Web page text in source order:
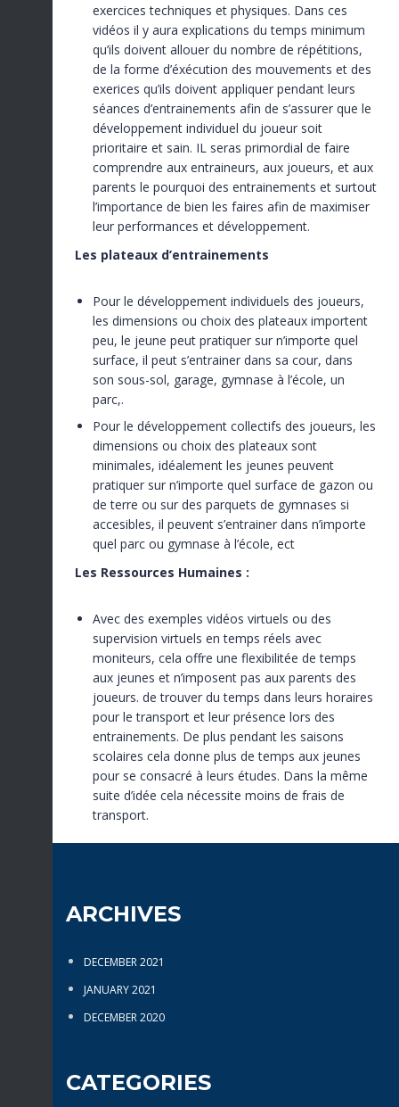
exercices techniques et physiques. Dans ces
vidéos il y aura explications du temps minimum
qu’ils doivent allouer du nombre de répétitions,
de la forme d’éxécution des mouvements et des
exerices qu’ils doivent appliquer pendant leurs
séances d’entrainements afin de s’assurer que le
développement individuel du joueur soit
prioritaire et sain. IL seras primordial de faire
comprendre aux entraineurs, aux joueurs, et aux
parents le pourquoi des entrainements et surtout
l’importance de bien les faires afin de maximiser
leur performances et développement.
Les plateaux d’entrainements
Pour le développement individuels des joueurs,
les dimensions ou choix des plateaux importent
peu, le jeune peut pratiquer sur n’importe quel
surface, il peut s’entrainer dans sa cour, dans
son sous-sol, garage, gymnase à l’école, un
parc,.
Pour le développement collectifs des joueurs, les
dimensions ou choix des plateaux sont
minimales, idéalement les jeunes peuvent
pratiquer sur n’importe quel surface de gazon ou
de terre ou sur des parquets de gymnases si
accesibles, il peuvent s’entrainer dans n’importe
quel parc ou gymnase à l’école, ect
Les Ressources Humaines :
Avec des exemples vidéos virtuels ou des
supervision virtuels en temps réels avec
moniteurs, cela offre une flexibilitée de temps
aux jeunes et n’imposent pas aux parents des
joueurs. de trouver du temps dans leurs horaires
pour le transport et leur présence lors des
entrainements. De plus pendant les saisons
scolaires cela donne plus de temps aux jeunes
pour se consacré à leurs études. Dans la même
suite d’idée cela nécessite moins de frais de
transport.
ARCHIVES
DECEMBER 2021
JANUARY 2021
DECEMBER 2020
CATEGORIES